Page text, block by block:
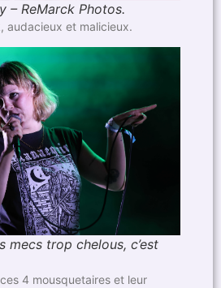
– ReMarck Photos.
audacieux et malicieux.
mecs trop chelous, c’est
4 mousquetaires et leur